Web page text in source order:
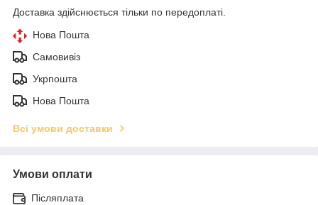
Доставка здійснюється тільки по передоплаті.
Нова Пошта
Самовивіз
Укрпошта
Нова Пошта
Всі умови доставки
Умови оплати
Післяплата